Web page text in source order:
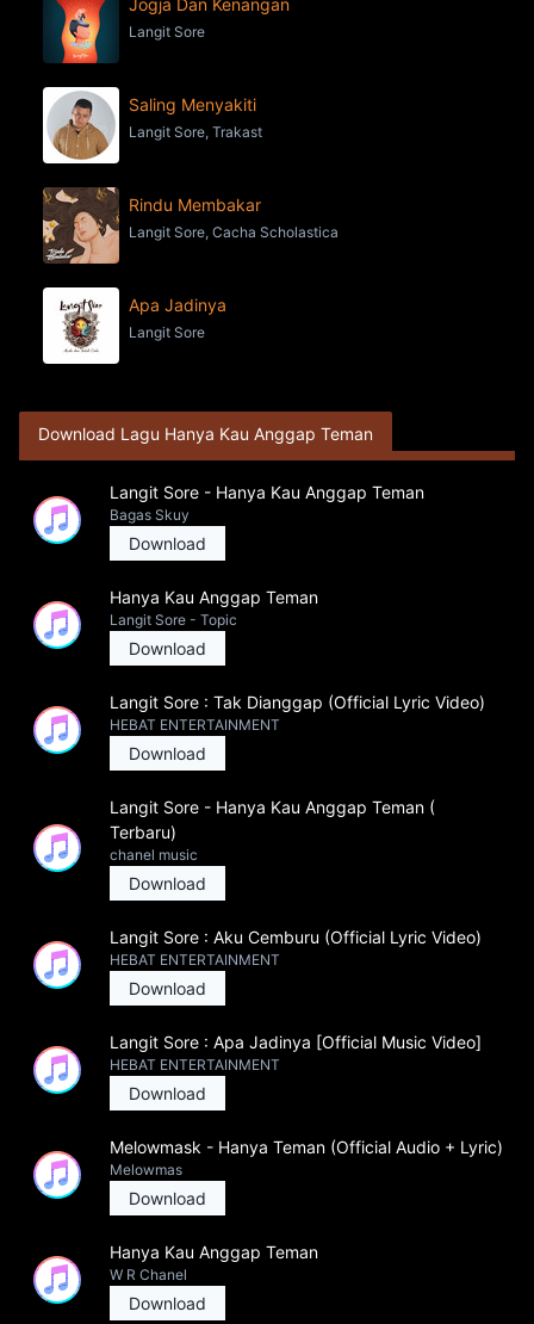
Jogja Dan Kenangan
Langit Sore
Saling Menyakiti
Langit Sore, Trakast
Rindu Membakar
Langit Sore, Cacha Scholastica
Apa Jadinya
Langit Sore
Download Lagu Hanya Kau Anggap Teman
Langit Sore - Hanya Kau Anggap Teman
Bagas Skuy
Download
Hanya Kau Anggap Teman
Langit Sore - Topic
Download
Langit Sore : Tak Dianggap (Official Lyric Video)
HEBAT ENTERTAINMENT
Download
Langit Sore - Hanya Kau Anggap Teman (
Terbaru)
chanel music
Download
Langit Sore : Aku Cemburu (Official Lyric Video)
HEBAT ENTERTAINMENT
Download
Langit Sore : Apa Jadinya [Official Music Video]
HEBAT ENTERTAINMENT
Download
Melowmask - Hanya Teman (Official Audio + Lyric)
Melowmas
Download
Hanya Kau Anggap Teman
W R Chanel
Download